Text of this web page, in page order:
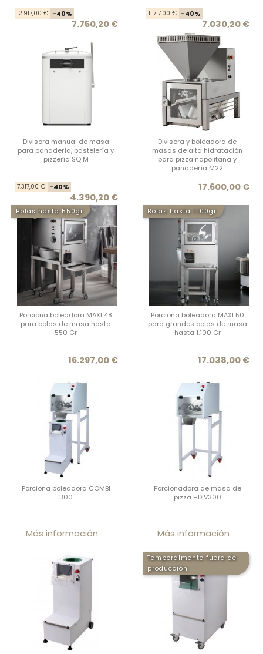
Precio base
12.917,00 € -40%
7.750,20 €
11.717,00 € -40%
7.030,20 €
Divisora manual de masa
para panadería, pastelería y
pizzería SQ M
7.317,00 € -40%
4.390,20 €
Divisora y boleadora de
masas de alta hidratación
para pizza napolitana y
panadería M22
17.600,00 €
Bolas hasta 550gr
Porciona boleadora MAXI 48
para bolas de masa hasta
550 Gr
Precio
16.297,00 €
Bolas hasta 1.100gr
Porciona boleadora MAXI 50
para grandes bolas de masa
hasta 1.100 Gr
17.038,00 €
Porciona boleadora COMBI
300
Más información
Porcionadora de masa de
pizza HDIV300
Más información
Temporalmente fuera de
producción